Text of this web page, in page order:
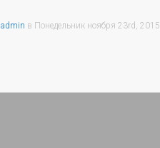
admin в Понедельник ноября 23rd, 2015